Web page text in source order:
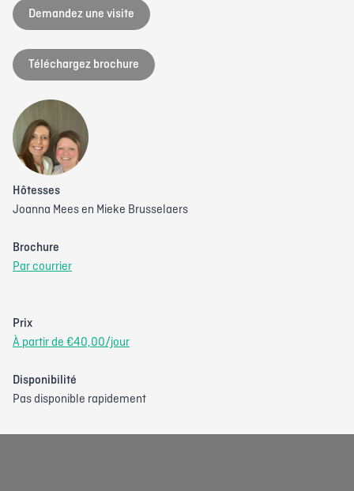
Demandez une visite
Téléchargez brochure
Hôtesses
Joanna Mees en Mieke Brusselaers
Brochure
Par courrier
Prix
À partir de €40,00/jour
Disponibilité
Pas disponible rapidement